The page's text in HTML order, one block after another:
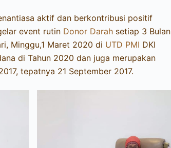
aktif dan berkontribusi positif
event rutin Donor Darah setiap 3 Bulan
Minggu,1 Maret 2020 di UTD PMI DKI
di Tahun 2020 dan juga merupakan
tepatnya 21 September 2017.